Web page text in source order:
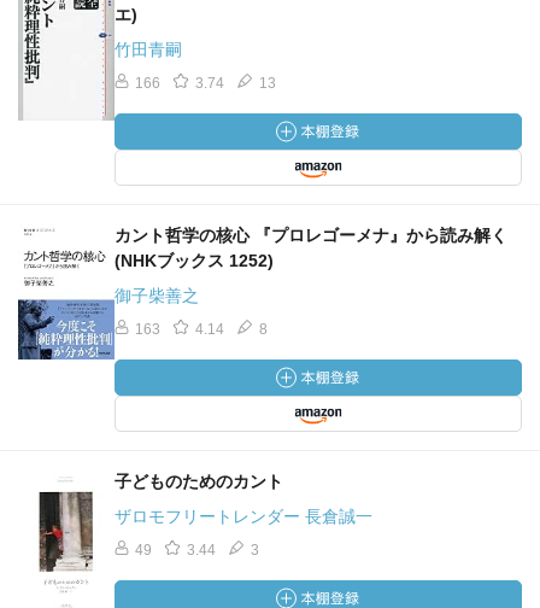
エ)
竹田青嗣
166 3.74 13
カント哲学の核心 『プロレゴーメナ』から読み解く
(NHKブックス 1252)
御子柴善之
163 4.14 8
子どものためのカント
ザロモフリートレンダー 長倉誠一
49 3.44 3